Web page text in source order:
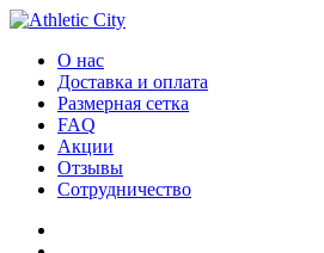
О нас
Доставка и оплата
Размерная сетка
FAQ
Акции
Отзывы
Сотрудничество